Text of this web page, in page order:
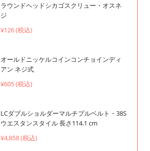
ラウンドヘッドシカゴスクリュー・オスネ
ジ
¥126 (税込)
オールドニッケルコインコンチョインディ
アン ネジ式
¥605 (税込)
LCダブルショルダーマルチプルベルト・38S
ウエスタンスタイル 長さ114.1 cm
¥4,858 (税込)